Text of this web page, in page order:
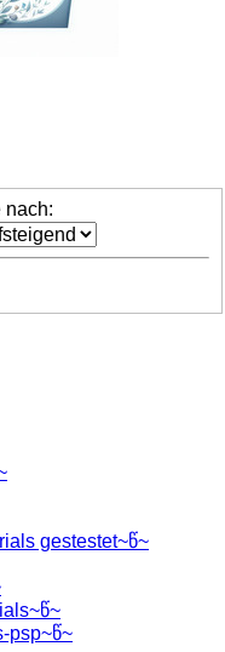
nach:
gestestet~წ~
psp~წ~